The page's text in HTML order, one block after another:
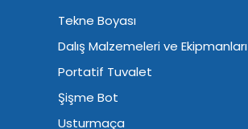
Tekne Boyası
Dalış Malzemeleri ve Ekipmanları
Portatif Tuvalet
Şişme Bot
Usturmaça